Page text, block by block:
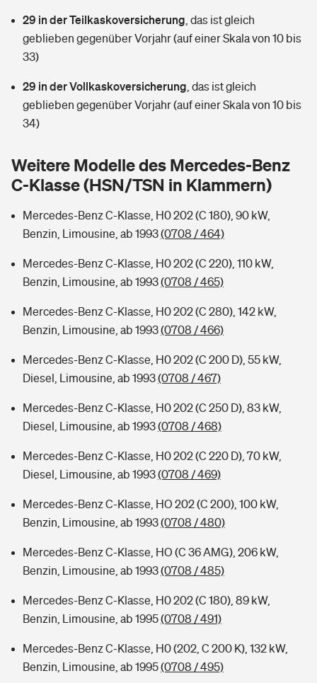
Zur Übersicht
Tools
Wer versichert was: Jetzt Versicherer finden
Sie haben Fragen?
Handyversicherung
Musikinstrumentenversicherung
Zur Übersicht
Tools
Kinderunfall-Check: Mehr Sicherheit für deine Kids
Sie haben Fragen?
Tools
Sie haben Fragen?
29 in der Teilkaskoversicherung das ist gleich
geblieben gegenüber Vorjahr (auf einer Skala von 10 bis
33)
29 in der Vollkaskoversicherung das ist gleich
geblieben gegenüber Vorjahr (auf einer Skala von 10 bis
34)
Weitere Modelle des Mercedes-Benz
C-Klasse (HSN/TSN in Klammern)
Mercedes-Benz C-Klasse, H0 202 (C 180), 90 kW,
Benzin, Limousine, ab 1993(0708 / 464)
Mercedes-Benz C-Klasse, H0 202 (C 220), 110 kW,
Benzin, Limousine, ab 1993(0708 / 465)
Mercedes-Benz C-Klasse, H0 202 (C 280), 142 kW,
Benzin, Limousine, ab 1993(0708 / 466)
Mercedes-Benz C-Klasse, H0 202 (C 200 D), 55 kW,
Diesel, Limousine, ab 1993(0708 / 467)
Mercedes-Benz C-Klasse, H0 202 (C 250 D), 83 kW,
Diesel, Limousine, ab 1993(0708 / 468)
Mercedes-Benz C-Klasse, H0 202 (C 220 D), 70 kW,
Diesel, Limousine, ab 1993(0708 / 469)
Mercedes-Benz C-Klasse, HO 202 (C 200), 100 kW,
Benzin, Limousine, ab 1993(0708 / 480)
Mercedes-Benz C-Klasse, HO (C 36 AMG), 206 kW,
Benzin, Limousine, ab 1993(0708 / 485)
Mercedes-Benz C-Klasse, H0 202 (C 180), 89 kW,
Benzin, Limousine, ab 1995(0708 / 491)
Mercedes-Benz C-Klasse, H0 (202, C 200 K), 132 kW,
Benzin, Limousine, ab 1995(0708 / 495)